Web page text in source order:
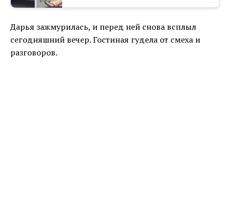
Дарья зажмурилась, и перед ней снова всплыл
сегодняшний вечер. Гостиная гудела от смеха и
разговоров.